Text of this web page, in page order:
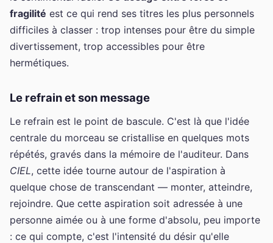
fragilité est ce qui rend ses titres les plus personnels
difficiles à classer : trop intenses pour être du simple
divertissement, trop accessibles pour être
hermétiques.
Le refrain et son message
Le refrain est le point de bascule. C'est là que l'idée
centrale du morceau se cristallise en quelques mots
répétés, gravés dans la mémoire de l'auditeur. Dans
CIEL, cette idée tourne autour de l'aspiration à
quelque chose de transcendant — monter, atteindre,
rejoindre. Que cette aspiration soit adressée à une
personne aimée ou à une forme d'absolu, peu importe
: ce qui compte, c'est l'intensité du désir qu'elle